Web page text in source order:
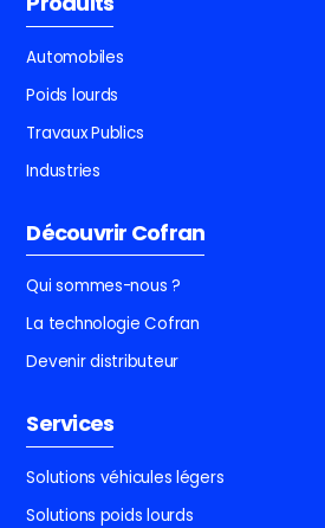
Automobiles
Poids lourds
Travaux Publics
Industries
Découvrir Cofran
Qui sommes-nous ?
La technologie Cofran
Devenir distributeur
Services
Solutions véhicules légers
Solutions poids lourds